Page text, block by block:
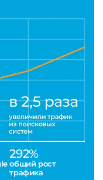
292%
общий рост
трафика